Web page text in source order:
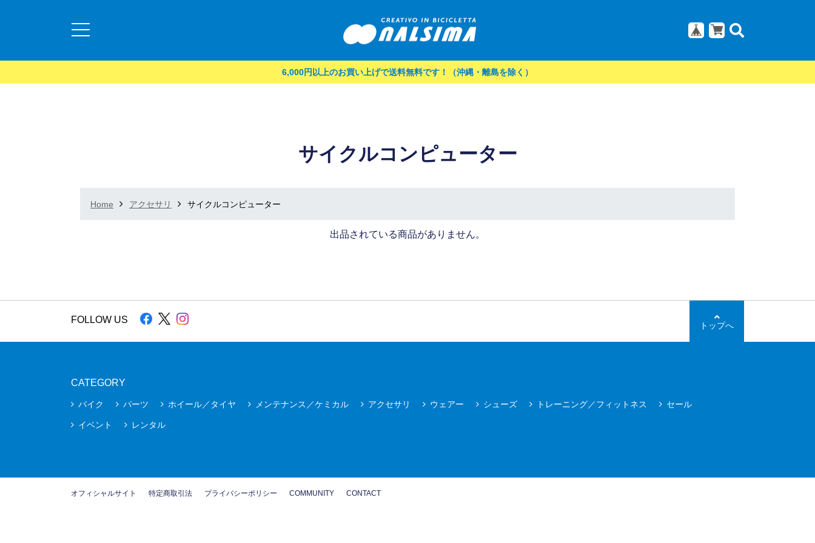
6,000円以上のお買い上げで送料無料です！（沖縄・離島を除く）
サイクルコンピューター
Home アクセサリ サイクルコンピューター
出品されている商品がありません。
FOLLOW US
トップへ
CATEGORY
バイク パーツ ホイール／タイヤ メンテナンス／ケミカル アクセサリ ウェアー シューズ トレーニング／フィットネス セール
イベント レンタル
オフィシャルサイト 特定商取引法 プライバシーポリシー COMMUNITY CONTACT